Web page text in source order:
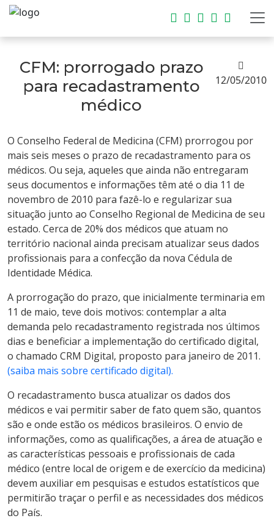
CFM: prorrogado prazo
para recadastramento
médico
12/05/2010
O Conselho Federal de Medicina (CFM) prorrogou por
mais seis meses o prazo de recadastramento para os
médicos. Ou seja, aqueles que ainda não entregaram
seus documentos e informações têm até o dia 11 de
novembro de 2010 para fazê-lo e regularizar sua
situação junto ao Conselho Regional de Medicina de seu
estado. Cerca de 20% dos médicos que atuam no
território nacional ainda precisam atualizar seus dados
profissionais para a confecção da nova Cédula de
Identidade Médica.
A prorrogação do prazo, que inicialmente terminaria em
11 de maio, teve dois motivos: contemplar a alta
demanda pelo recadastramento registrada nos últimos
dias e beneficiar a implementação do certificado digital,
o chamado CRM Digital, proposto para janeiro de 2011.
(saiba mais sobre certificado digital).
O recadastramento busca atualizar os dados dos
médicos e vai permitir saber de fato quem são, quantos
são e onde estão os médicos brasileiros. O envio de
informações, como as qualificações, a área de atuação e
as características pessoais e profissionais de cada
médico (entre local de origem e de exercício da medicina)
devem auxiliar em pesquisas e estudos estatísticos que
permitirão traçar o perfil e as necessidades dos médicos
do País.